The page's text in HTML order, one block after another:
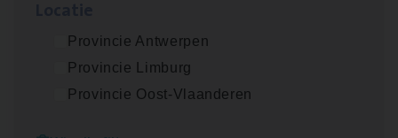
Provincie Antwerpen
Provincie Limburg
Provincie Oost-Vlaanderen
Antwerpen